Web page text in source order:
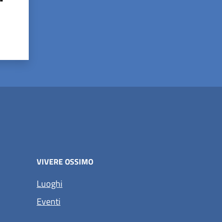
VIVERE OSSIMO
Luoghi
Eventi